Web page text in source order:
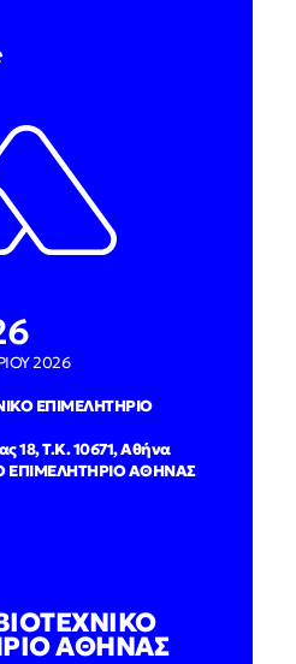
2026
ΕΠΙΜΕΛΗΤΗΡΙΟ
18, Τ.Κ. 10671, Αθήνα
ΕΠΙΜΕΛΗΤΗΡΙΟ ΑΘΗΝΑΣ
ΑΘΗΝΑΣ